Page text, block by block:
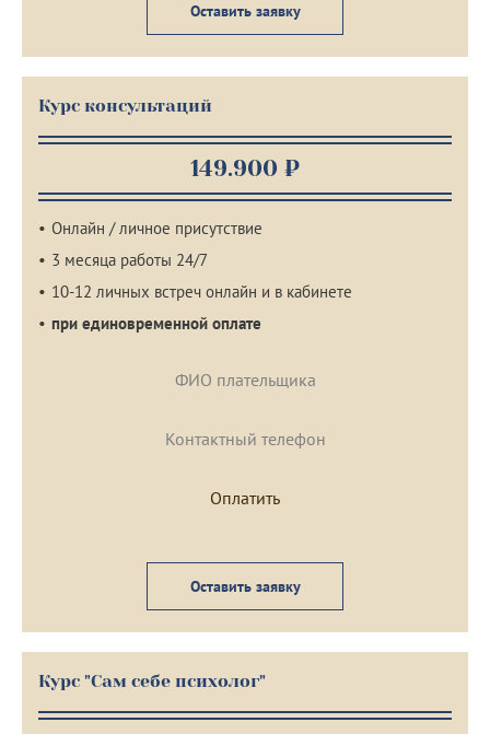
Оставить заявку
Курс консультаций
149.900 ₽
Онлайн / личное присутствие
3 месяца работы 24/7
10-12 личных встреч онлайн и в кабинете
при единовременной оплате
Оставить заявку
Курс "Сам себе психолог"